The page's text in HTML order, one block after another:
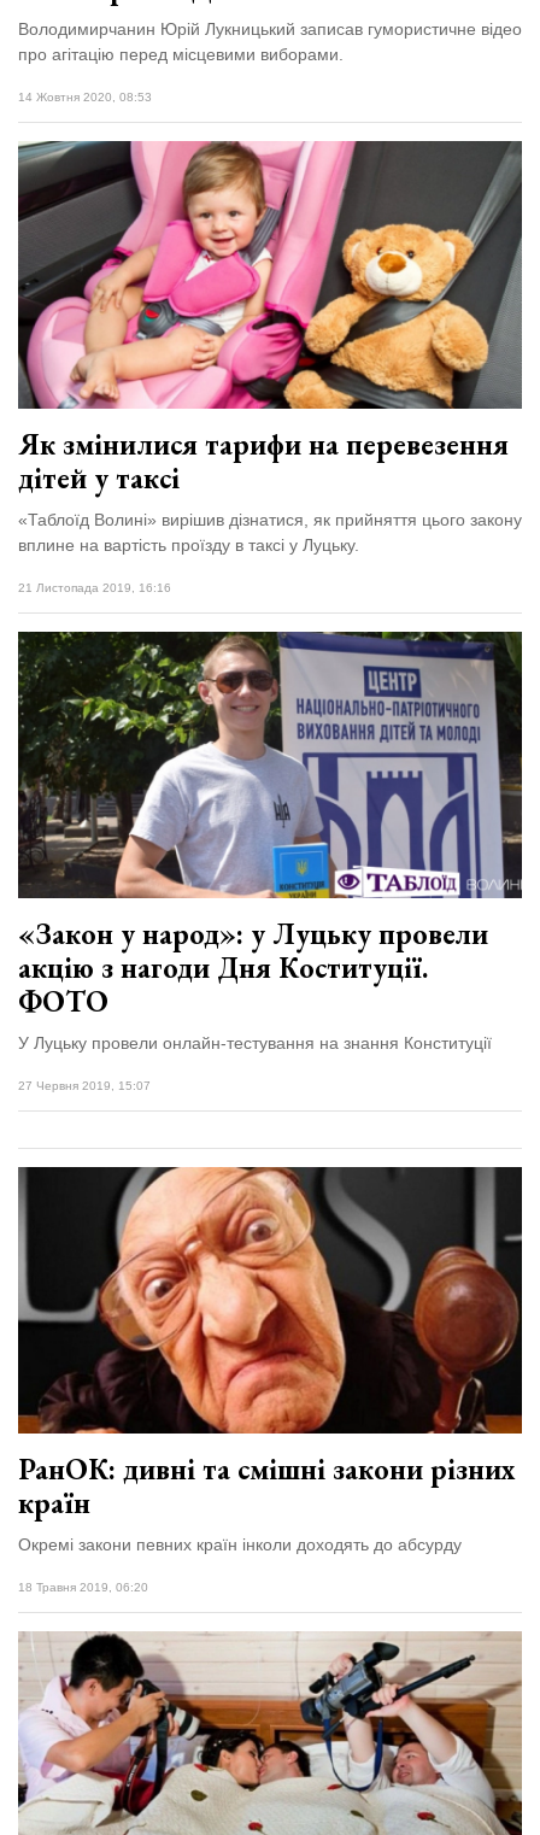
Володимирчанин Юрій Лукницький записав гумористичне відео
про агітацію перед місцевими виборами.
14 Жовтня 2020, 08:53
Як змінилися тарифи на перевезення
дітей у таксі
«Таблоїд Волині» вирішив дізнатися, як прийняття цього закону
вплине на вартість проїзду в таксі у Луцьку.
21 Листопада 2019, 16:16
«Закон у народ»: у Луцьку провели
акцію з нагоди Дня Коституції.
ФОТО
У Луцьку провели онлайн-тестування на знання Конституції
27 Червня 2019, 15:07
РанОК: дивні та смішні закони різних
країн
Окремі закони певних країн інколи доходять до абсурду
18 Травня 2019, 06:20